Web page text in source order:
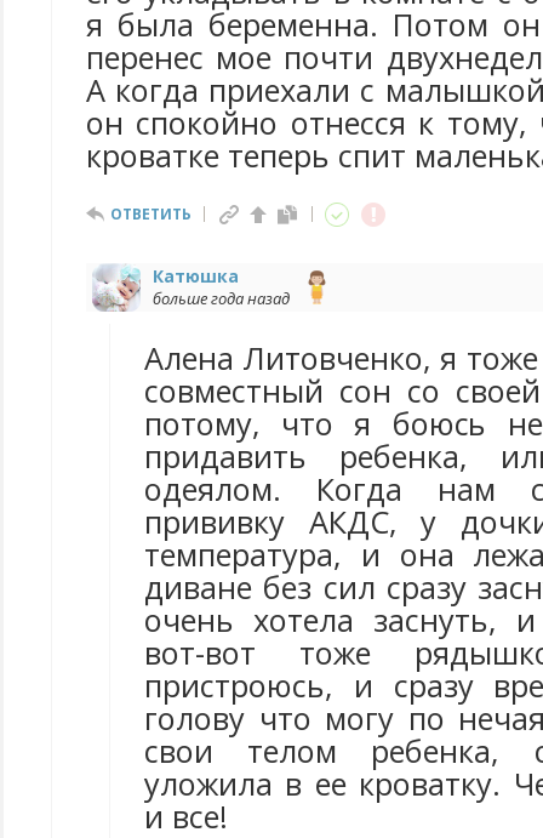
я была беременна. Потом
перенес мое почти
А когда приехали с
он спокойно отнесся к тому,
кроватке теперь спит
ОТВЕТИТЬ
Катюшка
больше года назад
Алена Литовченко, я
совместный сон со
потому, что я боюсь
придавить ребенка,
одеялом. Когда нам
прививку АКДС, у
температура, и она
диване без сил сразу
очень хотела заснуть,
вот-вот тоже
пристроюсь, и сразу
голову что могу по
свои телом ребенка,
уложила в ее кроватку.
и все!